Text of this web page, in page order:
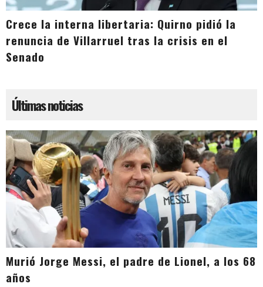
Crece la interna libertaria: Quirno pidió la
renuncia de Villarruel tras la crisis en el
Senado
Últimas noticias
Murió Jorge Messi, el padre de Lionel, a los 68
años